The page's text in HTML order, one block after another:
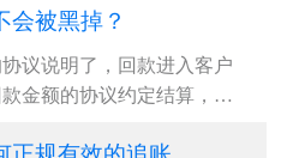
会被黑掉？
议说明了，回款进入客户
金额的协议约定结算，并